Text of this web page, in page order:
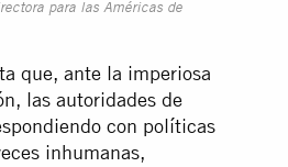
para las Américas de
que, ante la imperiosa
las autoridades de
con políticas
inhumanas,